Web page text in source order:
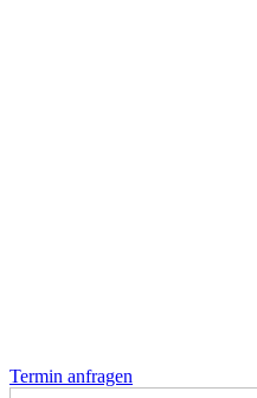
Termin anfragen